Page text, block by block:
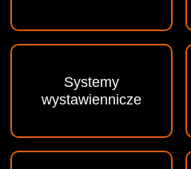
Systemy
wystawiennicze